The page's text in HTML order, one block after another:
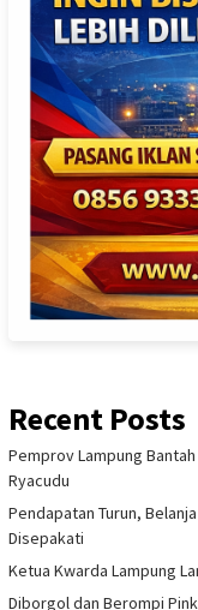
Recent Posts
Pemprov Lampung
Ryacudu
Pendapatan Turun,
Disepakati
Ketua Kwarda Lampung
Diborgol dan Berompi